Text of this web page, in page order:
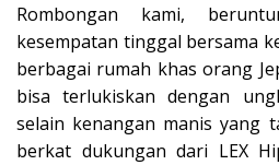
Rombongan kami,
kesempatan tinggal bersama
berbagai rumah khas orang
bisa terlukiskan dengan
selain kenangan manis yang
berkat dukungan dari LEX